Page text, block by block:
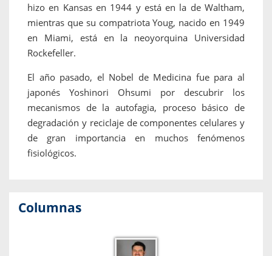
hizo en Kansas en 1944 y está en la de Waltham,
mientras que su compatriota Youg, nacido en 1949
en Miami, está en la neoyorquina Universidad
Rockefeller.
El año pasado, el Nobel de Medicina fue para al
japonés Yoshinori Ohsumi por descubrir los
mecanismos de la autofagia, proceso básico de
degradación y reciclaje de componentes celulares y
de gran importancia en muchos fenómenos
fisiológicos.
Columnas